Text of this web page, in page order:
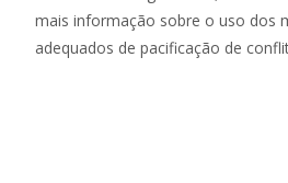
mais informação sobre o uso dos
adequados de pacificação de